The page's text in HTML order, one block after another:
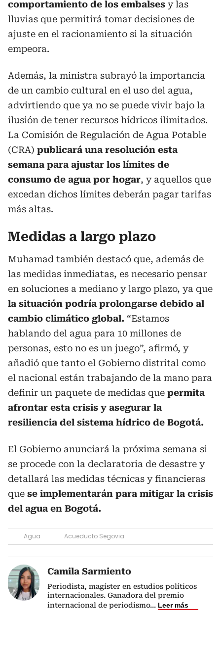
comportamiento de los embalses y las
lluvias que permitirá tomar decisiones de
ajuste en el racionamiento si la situación
empeora.
Además, la ministra subrayó la importancia
de un cambio cultural en el uso del agua,
advirtiendo que ya no se puede vivir bajo la
ilusión de tener recursos hídricos ilimitados.
La Comisión de Regulación de Agua Potable
(CRA) publicará una resolución esta
semana para ajustar los límites de
consumo de agua por hogar, y aquellos que
excedan dichos límites deberán pagar tarifas
más altas.
Medidas a largo plazo
Muhamad también destacó que, además de
las medidas inmediatas, es necesario pensar
en soluciones a mediano y largo plazo, ya que
la situación podría prolongarse debido al
cambio climático global. “Estamos
hablando del agua para 10 millones de
personas, esto no es un juego”, afirmó, y
añadió que tanto el Gobierno distrital como
el nacional están trabajando de la mano para
definir un paquete de medidas que permita
afrontar esta crisis y asegurar la
resiliencia del sistema hídrico de Bogotá.
El Gobierno anunciará la próxima semana si
se procede con la declaratoria de desastre y
detallará las medidas técnicas y financieras
que se implementarán para mitigar la crisis
del agua en Bogotá.
Agua Acueducto Segovia
Camila Sarmiento
Periodista, magíster en estudios políticos
internacionales. Ganadora del premio
internacional de periodismo... Leer más